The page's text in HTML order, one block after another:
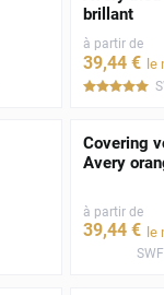
brillant
à partir de
39,44 € le
Covering
Avery
à partir de
39,44 € le